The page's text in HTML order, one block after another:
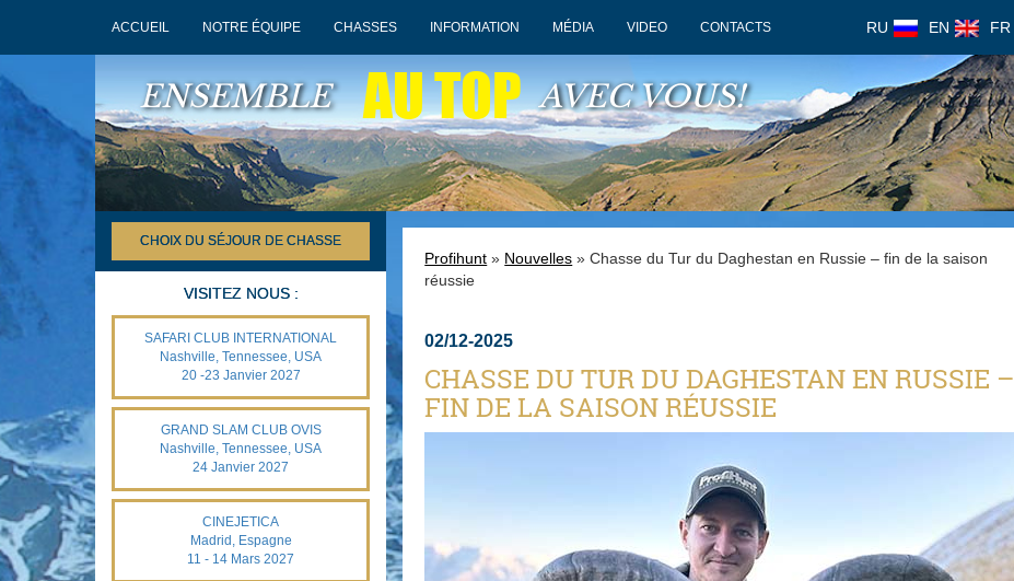
ACCUEIL NOTRE ÉQUIPE CHASSES INFORMATION MÉDIA VIDEO CONTACTS RU EN FR
ENSEMBLE AU TOP AVEC VOUS!
CHOIX DU SÉJOUR DE CHASSE
VISITEZ NOUS :
SAFARI CLUB INTERNATIONAL
Nashville, Tennessee, USA
20 -23 Janvier 2027
GRAND SLAM CLUB OVIS
Nashville, Tennessee, USA
24 Janvier 2027
CINEJETICA
Madrid, Espagne
11 - 14 Mars 2027
Profihunt » Nouvelles » Chasse du Tur du Daghestan en Russie – fin de la saison
réussie
02/12-2025
CHASSE DU TUR DU DAGHESTAN EN RUSSIE –
FIN DE LA SAISON RÉUSSIE